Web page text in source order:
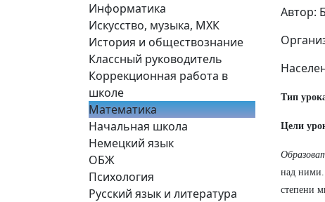
Информатика
Искусство, музыка, МХК
История и обществознание
Классный руководитель
Коррекционная работа в
школе
Математика
Начальная школа
Немецкий язык
ОБЖ
Психология
Русский язык и литература
Автор:
Тип
Цели
над ними.
степени